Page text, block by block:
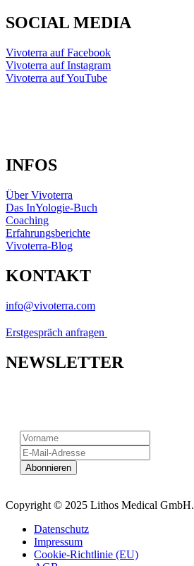
SOCIAL MEDIA
Vivoterra auf Facebook
Vivoterra auf Instagram
Vivoterra auf YouTube
INFOS
Über Vivoterra
Das InYologie-Buch
Coaching
Erfahrungsberichte
Vivoterra-Blog
KONTAKT
info@vivoterra.com
Erstgespräch anfragen
NEWSLETTER
Copyright © 2025 Lithos Medical
Datenschutz
Impressum
Cookie-Richtlinie (EU)